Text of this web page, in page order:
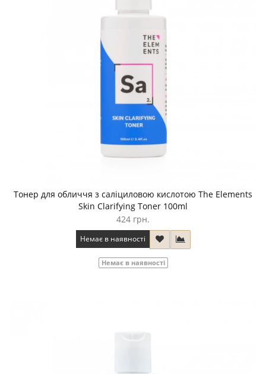
Тонер для обличчя з саліциловою кислотою The Elements
Skin Clarifying Toner 100ml
424 грн.
Немає в наявності
Немає в наявності